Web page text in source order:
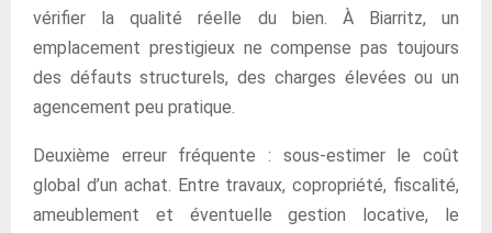
vérifier la qualité réelle du bien. À Biarritz, un
emplacement prestigieux ne compense pas toujours
des défauts structurels, des charges élevées ou un
agencement peu pratique.
Deuxième erreur fréquente : sous-estimer le coût
global d’un achat. Entre travaux, copropriété, fiscalité,
ameublement et éventuelle gestion locative, le